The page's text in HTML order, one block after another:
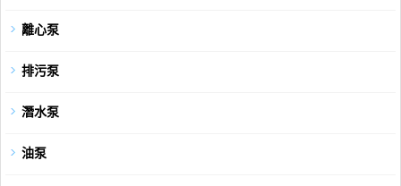
離心泵
排污泵
潛水泵
油泵